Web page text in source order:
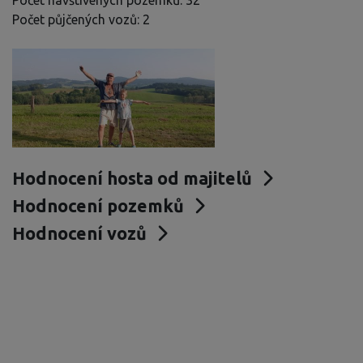
Počet půjčených vozů: 2
Hodnocení hosta od majitelů
Hodnocení pozemků
Hodnocení vozů